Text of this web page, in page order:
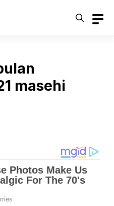
masehi